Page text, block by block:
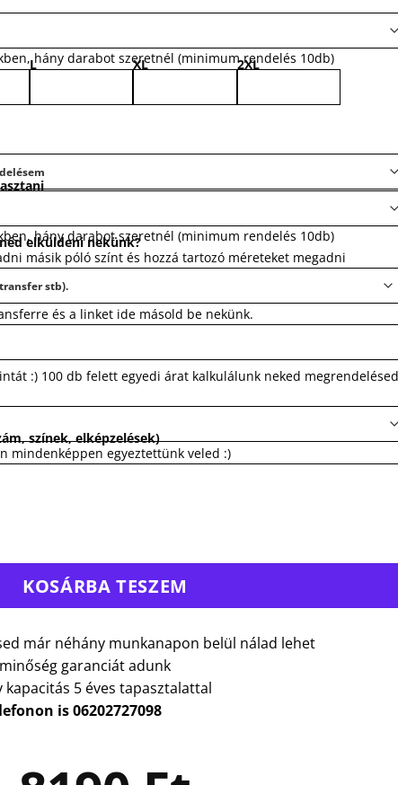
hány darabot szeretnél (minimum rendelés 10db)
L XL 2XL
hány darabot szeretnél (minimum rendelés 10db)
elküldeni nekünk?
másik póló színt és hozzá tartozó méreteket megadni
és a linket ide másold be nekünk.
:) 100 db felett egyedi árat kalkulálunk neked megrendelésed
színek, elképzelések)
mindenképpen egyeztettünk veled :)
KOSÁRBA TESZEM
már néhány munkanapon belül nálad lehet
garanciát adunk
kapacitás 5 éves tapasztalattal
is 06202727098